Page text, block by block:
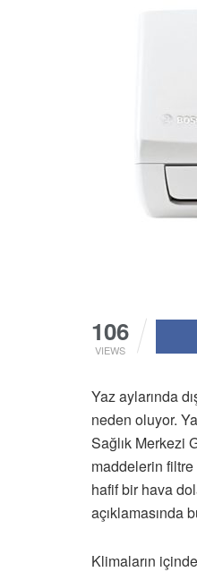
106
VIEWS
Yaz aylarında
neden oluyor.
Sağlık Merkezi
maddelerin filtre
hafif bir hava
açıklamasında
Klimaların